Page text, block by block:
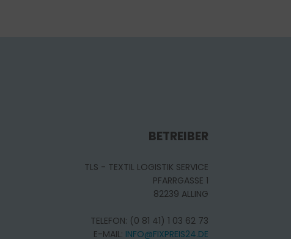
BETREIBER
TLS - TEXTIL LOGISTIK SERVICE
PFARRGASSE 1
82239 ALLING
TELEFON: (0 81 41) 1 03 62 73
E-MAIL: INFO@FIXPREIS24.DE